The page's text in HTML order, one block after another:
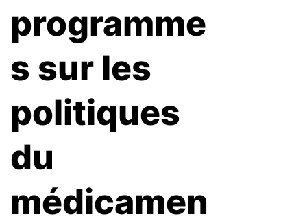
programme
s sur les
politiques
du
médicamen